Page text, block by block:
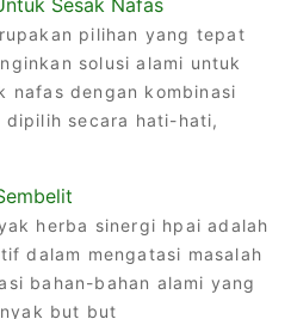
pilihan yang tepat
solusi alami untuk
nafas dengan kombinasi
dipilih secara hati-hati,
herba sinergi hpai adalah
dalam mengatasi masalah
bahan-bahan alami yang
but but